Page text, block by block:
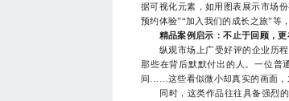
据可视化元素，如用图表展示市场
预约体验”“加入我们的成长之旅”等
精品案例启示：不止于回顾，
纵观市场上广受好评的企业历程
那些在背后默默付出的人。一位普
间……这些看似微小却真实的画面，
同时，这类作品往往具备强烈的